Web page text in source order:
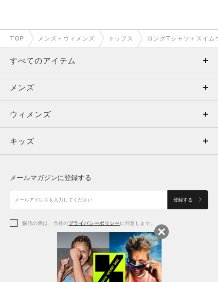
TOP メンズ＋ウィメンズ トップス ロングTシャツ＋スイム
すべてのアイテム
メンズ
ウィメンズ
キッズ
アクセサリー
メンズ
トップス
ボトムス
アクセサリー
ウィメンズ
トップス
シューズ
アクセサリー
レギンス＆タイツ
キッズ
シューズ
メールマガジンに登録する
登録する
購読の際は、当社のプライバシーポリシーに同意します。